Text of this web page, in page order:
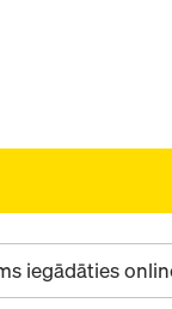
iegādāties